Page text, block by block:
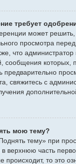
требует
может
просмотра
что администратор
сообщения которых,
свяжитесь с
мою тему?
тему» при
верхнюю часть
то это